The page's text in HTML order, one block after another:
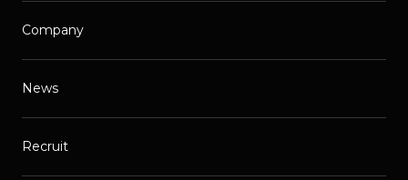
Company
News
Recruit